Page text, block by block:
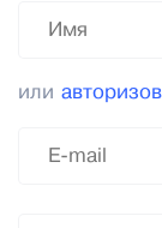
или